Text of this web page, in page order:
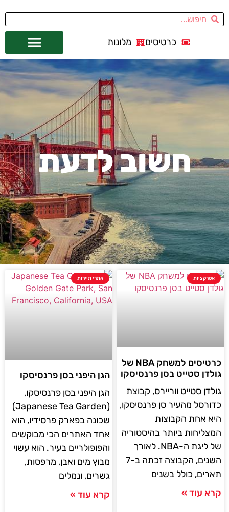
כרטיסים מלונות
חשוב לדעת
אטרקציות
כרטיסים למשחק NBA של
גולדן סטייט בסן פרנסיסקו
גולדן סטייט ווריירס, קבוצת
כדורסל מהעיר סן פרנסיסקו,
היא אחת הקבוצות
המצליחות ביותר בהיסטוריה
של ליגת ה-NBA. לאורך
השנים, הקבוצה זכתה ב-7
תארים, כולל בשנים
קרא עוד »
אתרי תיירות
הגן היפני בסן פרנסיסקו
הגן היפני בסן פרנסיסקו,
(Japanese Tea Garden)
שכונה בפארק פרסידיו, הוא
אחד האתרים הכי מבוקשים
והפופולריים בעיר. הוא עשוי
מבוץ מים ואבן, מרפסות,
גשרים, ונמלים
קרא עוד »